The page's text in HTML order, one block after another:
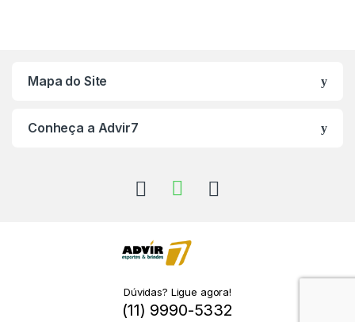
Mapa do Site
Conheça a Advir7
Dúvidas? Ligue agora!
(11) 9990-5332